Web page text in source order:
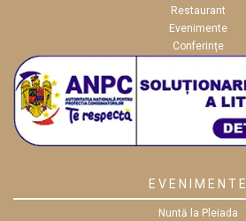
Restaurant
Evenimente
Conferințe
EVENIMENTE
Nuntă la Pleiada